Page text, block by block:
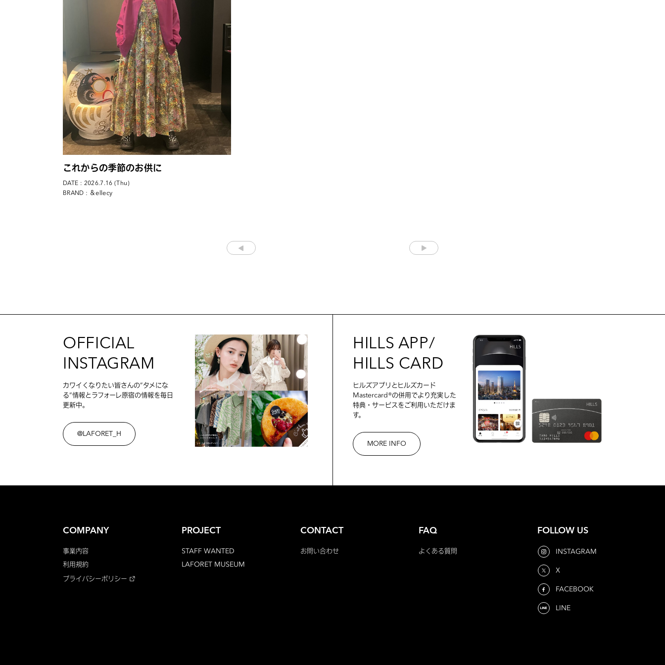
これからの季節のお供に
DATE : 2026.7.16 (Thu)
BRAND : ＆ellecy
OFFICIAL
INSTAGRAM
カワイくなりたい皆さんの”タメにな
る”情報とラフォーレ原宿の情報を毎日
更新中。
@LAFORET_H
HILLS APP/
HILLS CARD
ヒルズアプリとヒルズカード
Mastercard®の併用でより充実した
特典・サービスをご利用いただけま
す。
MORE INFO
COMPANY
事業内容
利用規約
プライバシーポリシー
PROJECT
STAFF WANTED
LAFORET MUSEUM
CONTACT
お問い合わせ
FAQ
よくある質問
FOLLOW US
INSTAGRAM
X
FACEBOOK
LINE